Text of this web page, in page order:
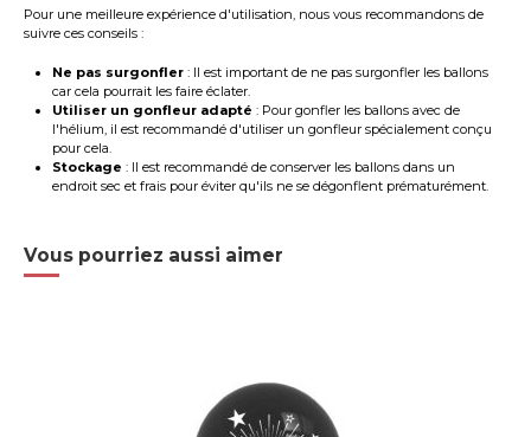
Pour une meilleure expérience d'utilisation, nous vous recommandons de
suivre ces conseils :
Ne pas surgonfler : Il est important de ne pas surgonfler les ballons
car cela pourrait les faire éclater.
Utiliser un gonfleur adapté : Pour gonfler les ballons avec de
l'hélium, il est recommandé d'utiliser un gonfleur spécialement conçu
pour cela.
Stockage : Il est recommandé de conserver les ballons dans un
endroit sec et frais pour éviter qu'ils ne se dégonflent prématurément.
Vous pourriez aussi aimer